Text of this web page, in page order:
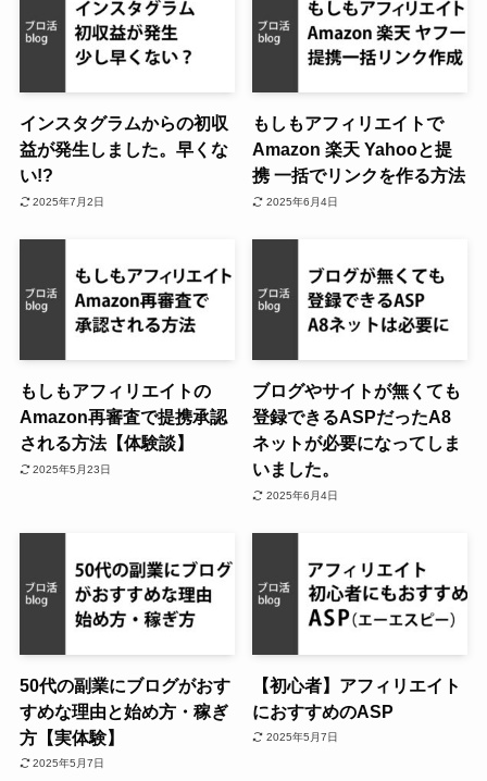
インスタグラムからの初収
益が発生しました。早くな
い!?
2025年7月2日
もしもアフィリエイトで
Amazon 楽天 Yahooと提
携 一括でリンクを作る方法
2025年6月4日
もしもアフィリエイトの
Amazon再審査で提携承認
される方法【体験談】
2025年5月23日
ブログやサイトが無くても
登録できるASPだったA8
ネットが必要になってしま
いました。
2025年6月4日
50代の副業にブログがおす
すめな理由と始め方・稼ぎ
方【実体験】
2025年5月7日
【初心者】アフィリエイト
におすすめのASP
2025年5月7日